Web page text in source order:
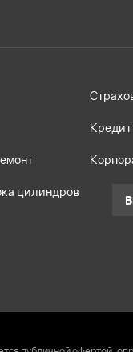
цилиндров
Кредит